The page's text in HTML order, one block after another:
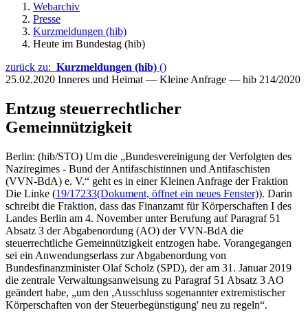
Webarchiv
Presse
Kurzmeldungen (hib)
Heute im Bundestag (hib)
zurück zu: Kurzmeldungen (hib) ()
25.02.2020 Inneres und Heimat — Kleine Anfrage — hib 214/2020
Entzug steuerrechtlicher
Gemeinnützigkeit
Berlin: (hib/STO) Um die „Bundesvereinigung der Verfolgten des
Naziregimes - Bund der Antifaschistinnen und Antifaschisten
(VVN-BdA) e. V.“ geht es in einer Kleinen Anfrage der Fraktion
Die Linke (19/17233(Dokument, öffnet ein neues Fenster)). Darin
schreibt die Fraktion, dass das Finanzamt für Körperschaften I des
Landes Berlin am 4. November unter Berufung auf Paragraf 51
Absatz 3 der Abgabenordung (AO) der VVN-BdA die
steuerrechtliche Gemeinnützigkeit entzogen habe. Vorangegangen
sei ein Anwendungserlass zur Abgabenordung von
Bundesfinanzminister Olaf Scholz (SPD), der am 31. Januar 2019
die zentrale Verwaltungsanweisung zu Paragraf 51 Absatz 3 AO
geändert habe, „um den ,Ausschluss sogenannter extremistischer
Körperschaften von der Steuerbegünstigung' neu zu regeln“.